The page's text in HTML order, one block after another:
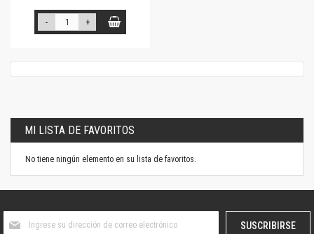
- +
MI LISTA DE FAVORITOS
No tiene ningún elemento en su lista de favoritos.
SUSCRIBIRSE